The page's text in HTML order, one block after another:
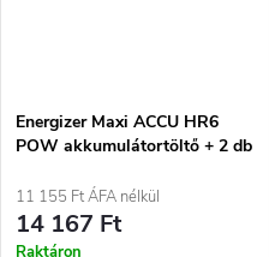
Energizer Maxi ACCU HR6
POW akkumulátortöltő + 2 db
11 155 Ft ÁFA nélkül
14 167 Ft
Raktáron